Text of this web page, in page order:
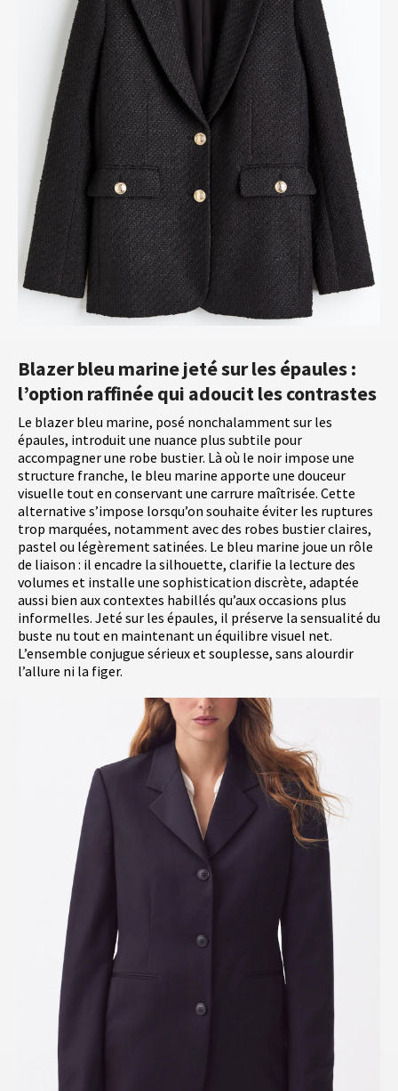
Blazer bleu marine jeté sur les épaules :
l’option raffinée qui adoucit les contrastes
Le blazer bleu marine, posé nonchalamment sur les
épaules, introduit une nuance plus subtile pour
accompagner une robe bustier. Là où le noir impose une
structure franche, le bleu marine apporte une douceur
visuelle tout en conservant une carrure maîtrisée. Cette
alternative s’impose lorsqu’on souhaite éviter les ruptures
trop marquées, notamment avec des robes bustier claires,
pastel ou légèrement satinées. Le bleu marine joue un rôle
de liaison : il encadre la silhouette, clarifie la lecture des
volumes et installe une sophistication discrète, adaptée
aussi bien aux contextes habillés qu’aux occasions plus
informelles. Jeté sur les épaules, il préserve la sensualité du
buste nu tout en maintenant un équilibre visuel net.
L’ensemble conjugue sérieux et souplesse, sans alourdir
l’allure ni la figer.